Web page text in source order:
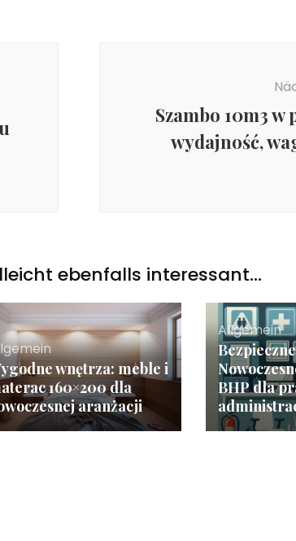
Szambo 10m3 w
wydajność,
ebenfalls interessant...
wnętrza: meble i
160×200 dla
aranżacji
Allgemein
BHP dla